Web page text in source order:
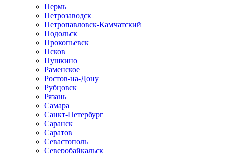
Пермь
Петрозаводск
Петропавловск-Камчатский
Подольск
Прокопьевск
Псков
Пушкино
Раменское
Ростов-на-Дону
Рубцовск
Рязань
Самара
Санкт-Петербург
Саранск
Саратов
Севастополь
Северобайкальск